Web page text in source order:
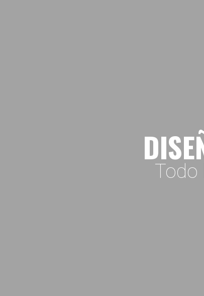
Todo